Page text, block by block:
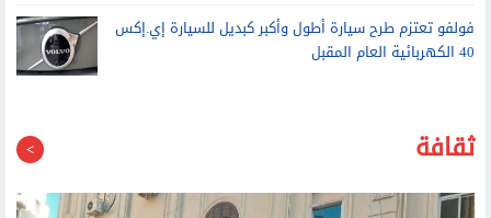
40 الكهربائية العام المقبل